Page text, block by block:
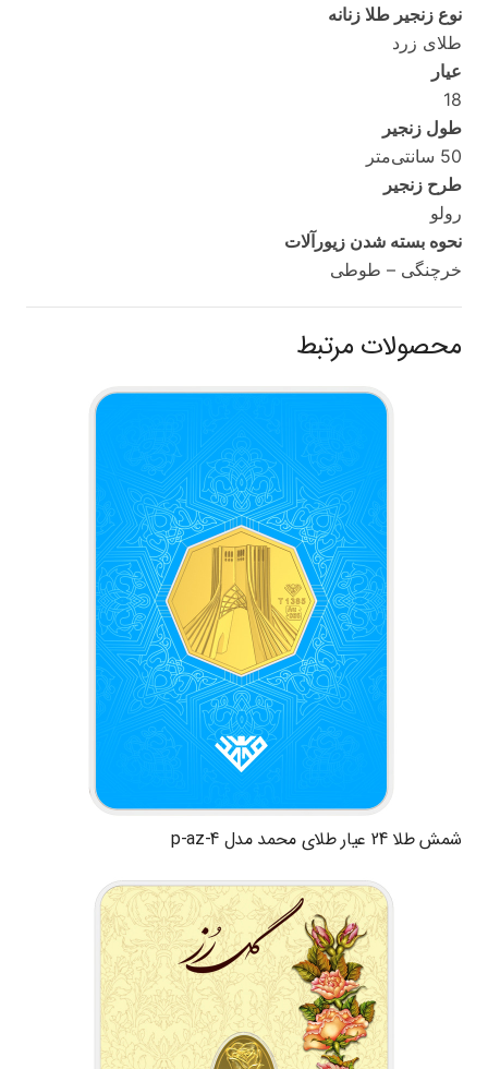
نوع زنجیر طلا زنانه
طلای زرد
عیار
18
طول زنجیر
50 سانتی‌متر
طرح زنجیر
رولو
نحوه بسته شدن زیورآلات
خرچنگی – طوطی
محصولات مرتبط
شمش طلا 24 عیار طلای محمد مدل p-az-4